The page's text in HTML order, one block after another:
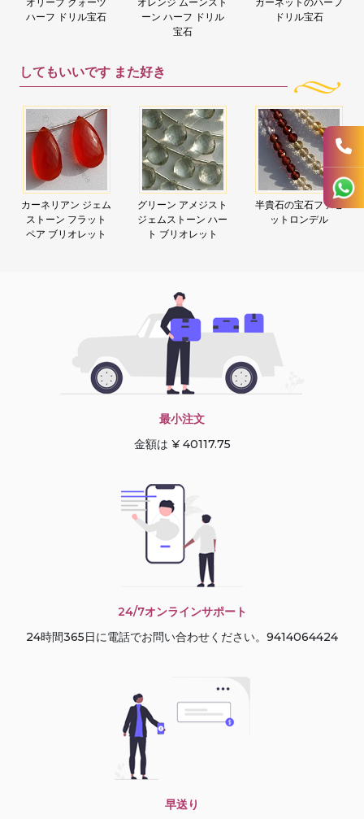
ハーフ ドリル宝石
ーン ハーフ ドリル
宝石
ドリル宝石
してもいいです また好き
カーネリアン ジェム
ストーン フラット
ペア ブリオレット
グリーン アメジスト
ジェムストーン ハー
ト ブリオレット
半貴石の宝石ファセ
ットロンデル
最小注文
金額は ¥ 40117.75
24/7オンラインサポート
24時間365日に電話でお問い合わせください。9414064424
早送り